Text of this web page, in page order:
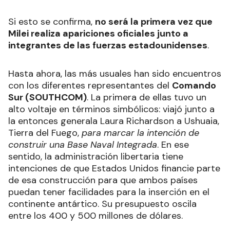
Si esto se confirma, no será la primera vez que
Milei realiza apariciones oficiales junto a
integrantes de las fuerzas estadounidenses.
Hasta ahora, las más usuales han sido encuentros
con los diferentes representantes del Comando
Sur (SOUTHCOM). La primera de ellas tuvo un
alto voltaje en términos simbólicos: viajó junto a
la entonces generala Laura Richardson a Ushuaia,
Tierra del Fuego, para marcar la intención de
construir una Base Naval Integrada. En ese
sentido, la administración libertaria tiene
intenciones de que Estados Unidos financie parte
de esa construcción para que ambos países
puedan tener facilidades para la inserción en el
continente antártico. Su presupuesto oscila
entre los 400 y 500 millones de dólares.